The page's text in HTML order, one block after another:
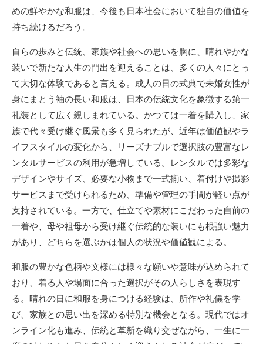
めの鮮やかな和服は、今後も日本社会において独自の価値を
持ち続けるだろう。
自らの歩みと伝統、家族や社会への思いを胸に、晴れやかな
装いで新たな人生の門出を迎えることは、多くの人々にとっ
て大切な体験であると言える。成人の日の式典で未婚女性が
身にまとう袖の長い和服は、日本の伝統文化を象徴する第一
礼装として広く親しまれている。かつては一着を購入し、家
族で代々受け継ぐ風景も多く見られたが、近年は価値観やラ
イフスタイルの変化から、リーズナブルで選択肢の豊富なレ
ンタルサービスの利用が急増している。レンタルでは多彩な
デザインやサイズ、必要な小物まで一式揃い、着付けや撮影
サービスまで受けられるため、準備や管理の手間が軽い点が
支持されている。一方で、仕立てや素材にこだわった自前の
一着や、母や祖母から受け継ぐ伝統的な装いにも根強い魅力
があり、どちらを選ぶかは個人の状況や価値観による。
和服の豊かな色柄や文様には様々な願いや意味が込められて
おり、着る人や場面に合った選択がその人らしさを表現す
る。晴れの日に和服を身につける経験は、所作や礼儀を学
び、家族との思い出を深める特別な機会となる。現代ではオ
ンライン化も進み、伝統と革新を織り交ぜながら、一生に一